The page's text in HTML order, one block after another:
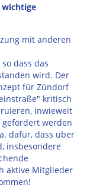
wichtige
mit anderen
dass das
wird. Der
für Zündorf
kritisch
inwieweit
werden
dafür, dass über
insbesondere
aktive Mitglieder